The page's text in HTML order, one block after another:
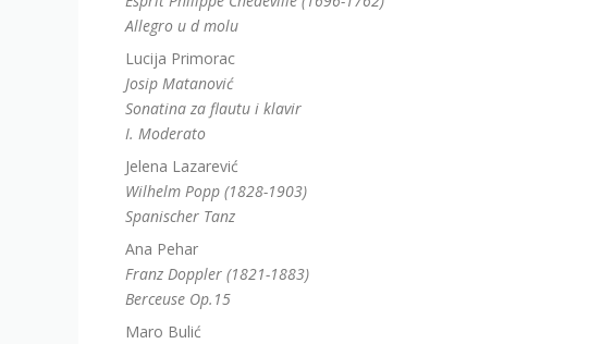
Allegro u d molu
Lucija Primorac
Josip Matanović
Sonatina za flautu i klavir
I. Moderato
Jelena Lazarević
Wilhelm Popp (1828-1903)
Spanischer Tanz
Ana Pehar
Franz Doppler (1821-1883)
Berceuse Op.15
Maro Bulić